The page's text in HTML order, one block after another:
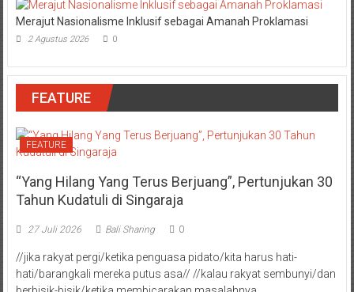
Merajut Nasionalisme Inklusif sebagai Amanah Proklamasi
2 Agustus 2026 0
FEATURE
FEATURE
“Yang Hilang Yang Terus Berjuang”, Pertunjukan 30
Tahun Kudatuli di Singaraja
27 Juli 2026 Bali Sharing 0
//jika rakyat pergi/ketika penguasa pidato/kita harus hati-
hati/barangkali mereka putus asa// //kalau rakyat sembunyi/dan